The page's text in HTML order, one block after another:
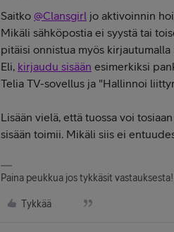
Saitko @Clansgirl jo aktivoinnin
Mikäli sähköpostia ei syystä tai
pitäisi onnistua myös
Eli, kirjaudu sisään esimerkiksi
Telia TV-sovellus ja "Hallinnoi
Lisään vielä, että tuossa voi
sisään toimii. Mikäli siis ei
Paina peukkua jos tykkäsit vastauksesta!
Tykkää